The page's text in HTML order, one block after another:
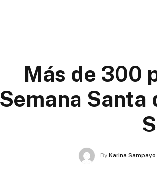
Más de 300
Semana Santa
By Karina Sampayo